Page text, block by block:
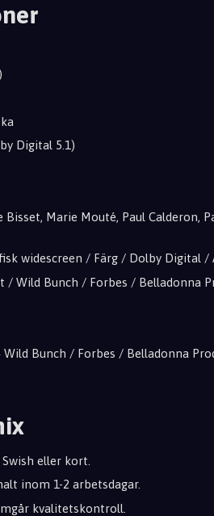
Digital 5.1)
Bisset, Marie Mouté, Paul Calderon,
widescreen / Färg / Dolby Digital /
/ Wild Bunch / Forbes / Belladonna
Bunch / Forbes / Belladonna
eller kort.
inom 1-2 arbetsdagar.
kvalitetskontroll.